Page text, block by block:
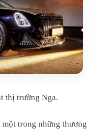
thị trường Nga.
trong những thương